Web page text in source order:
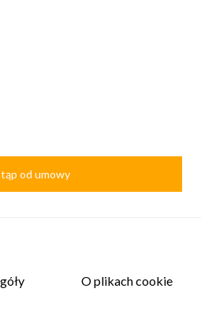
od umowy
O plikach cookie